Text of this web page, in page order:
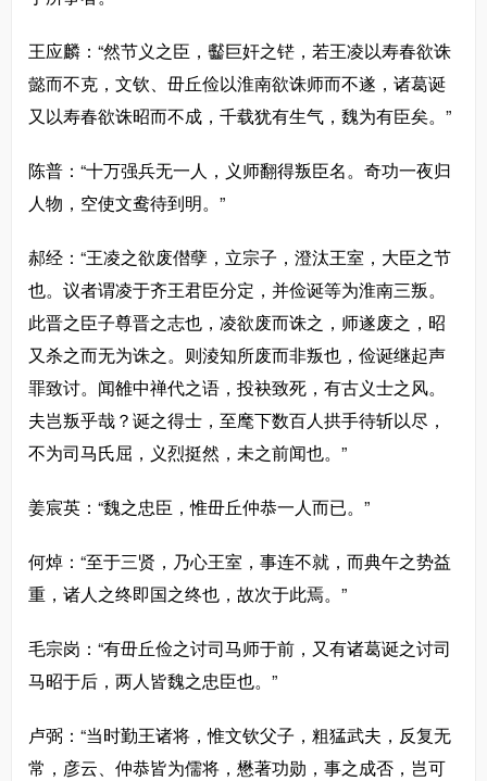
王应麟：“然节义之臣，齾巨奸之铓，若王凌以寿春欲诛
懿而不克，文钦、毌丘俭以淮南欲诛师而不遂，诸葛诞
又以寿春欲诛昭而不成，千载犹有生气，魏为有臣矣。”
陈普：“十万强兵无一人，义师翻得叛臣名。奇功一夜归
人物，空使文鸯待到明。”
郝经：“王凌之欲废僣孽，立宗子，澄汰王室，大臣之节
也。议者谓凌于齐王君臣分定，并俭诞等为淮南三叛。
此晋之臣子尊晋之志也，凌欲废而诛之，师遂废之，昭
又杀之而无为诛之。则淩知所废而非叛也，俭诞继起声
罪致讨。闻雒中禅代之语，投袂致死，有古义士之风。
夫岂叛乎哉？诞之得士，至麾下数百人拱手待斩以尽，
不为司马氏屈，义烈挺然，未之前闻也。”
姜宸英：“魏之忠臣，惟毌丘仲恭一人而已。”
何焯：“至于三贤，乃心王室，事连不就，而典午之势益
重，诸人之终即国之终也，故次于此焉。”
毛宗岗：“有毌丘俭之讨司马师于前，又有诸葛诞之讨司
马昭于后，两人皆魏之忠臣也。”
卢弼：“当时勤王诸将，惟文钦父子，粗猛武夫，反复无
常，彦云、仲恭皆为儒将，懋著功勋，事之成否，岂可